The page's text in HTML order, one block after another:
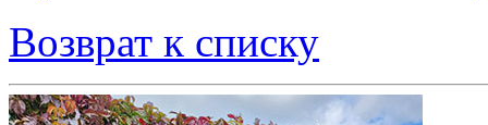
Возврат к списку